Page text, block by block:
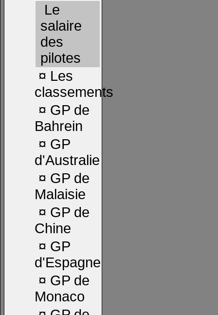
Le
salaire
des
pilotes
¤ Les
classements
¤ GP de
Bahrein
¤ GP
d'Australie
¤ GP de
Malaisie
¤ GP de
Chine
¤ GP
d'Espagne
¤ GP de
Monaco